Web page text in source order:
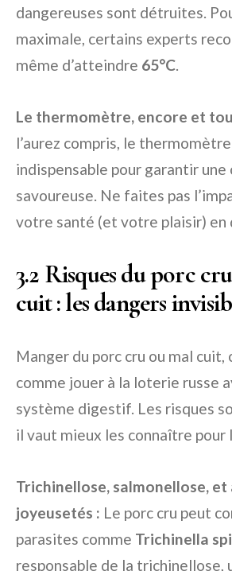
dangereuses sont détruites.
maximale, certains experts
même d’atteindre 65°C.
Le thermomètre, encore et
l’aurez compris, le
indispensable pour garantir une
savoureuse. Ne faites pas
votre santé (et votre plaisir) en
3.2 Risques du porc
cuit : les dangers
Manger du porc cru ou mal cuit,
comme jouer à la loterie russe
système digestif. Les risques
il vaut mieux les connaître pour
Trichinellose, salmonellose, et
joyeusetés : Le porc cru peut
parasites comme Trichinella
responsable de la trichinellose,